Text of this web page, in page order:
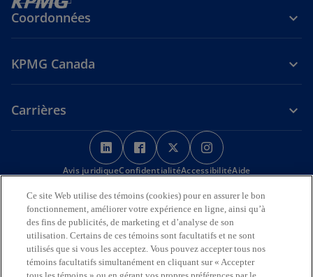
Coordonnées
KPMG Canada
Carrières
s
’
o
v
r
e
d
a
s
’
o
u
v
r
e
d
a
s
’
o
v
r
e
d
a
’
o
v
r
e
d
a
Avis juridiqueConfidentialitéAccessibilitéAide
Nous reconnaissons en toute déférence que les bureaux de KPMG
sur l’Île de la Tortue (Amérique du Nord) sont situés sur les
territoires traditionnels, visés par traité et non cédés des Premières
Nations, des Inuits et des Métis.
© 2026 KPMG s.r.l./S.E.N.C.R.L., société à responsabilité limitée de
Ce site Web utilise des témoins (cookies) pour en assurer le bon
fonctionnement, améliorer votre expérience en ligne, ainsi qu’à
des fins de publicités, de marketing et d’analyse de son
utilisation. Certains de ces témoins sont facultatifs et ne sont
utilisés que si vous les acceptez. Vous pouvez accepter tous nos
témoins facultatifs simultanément en cliquant sur « Accepter